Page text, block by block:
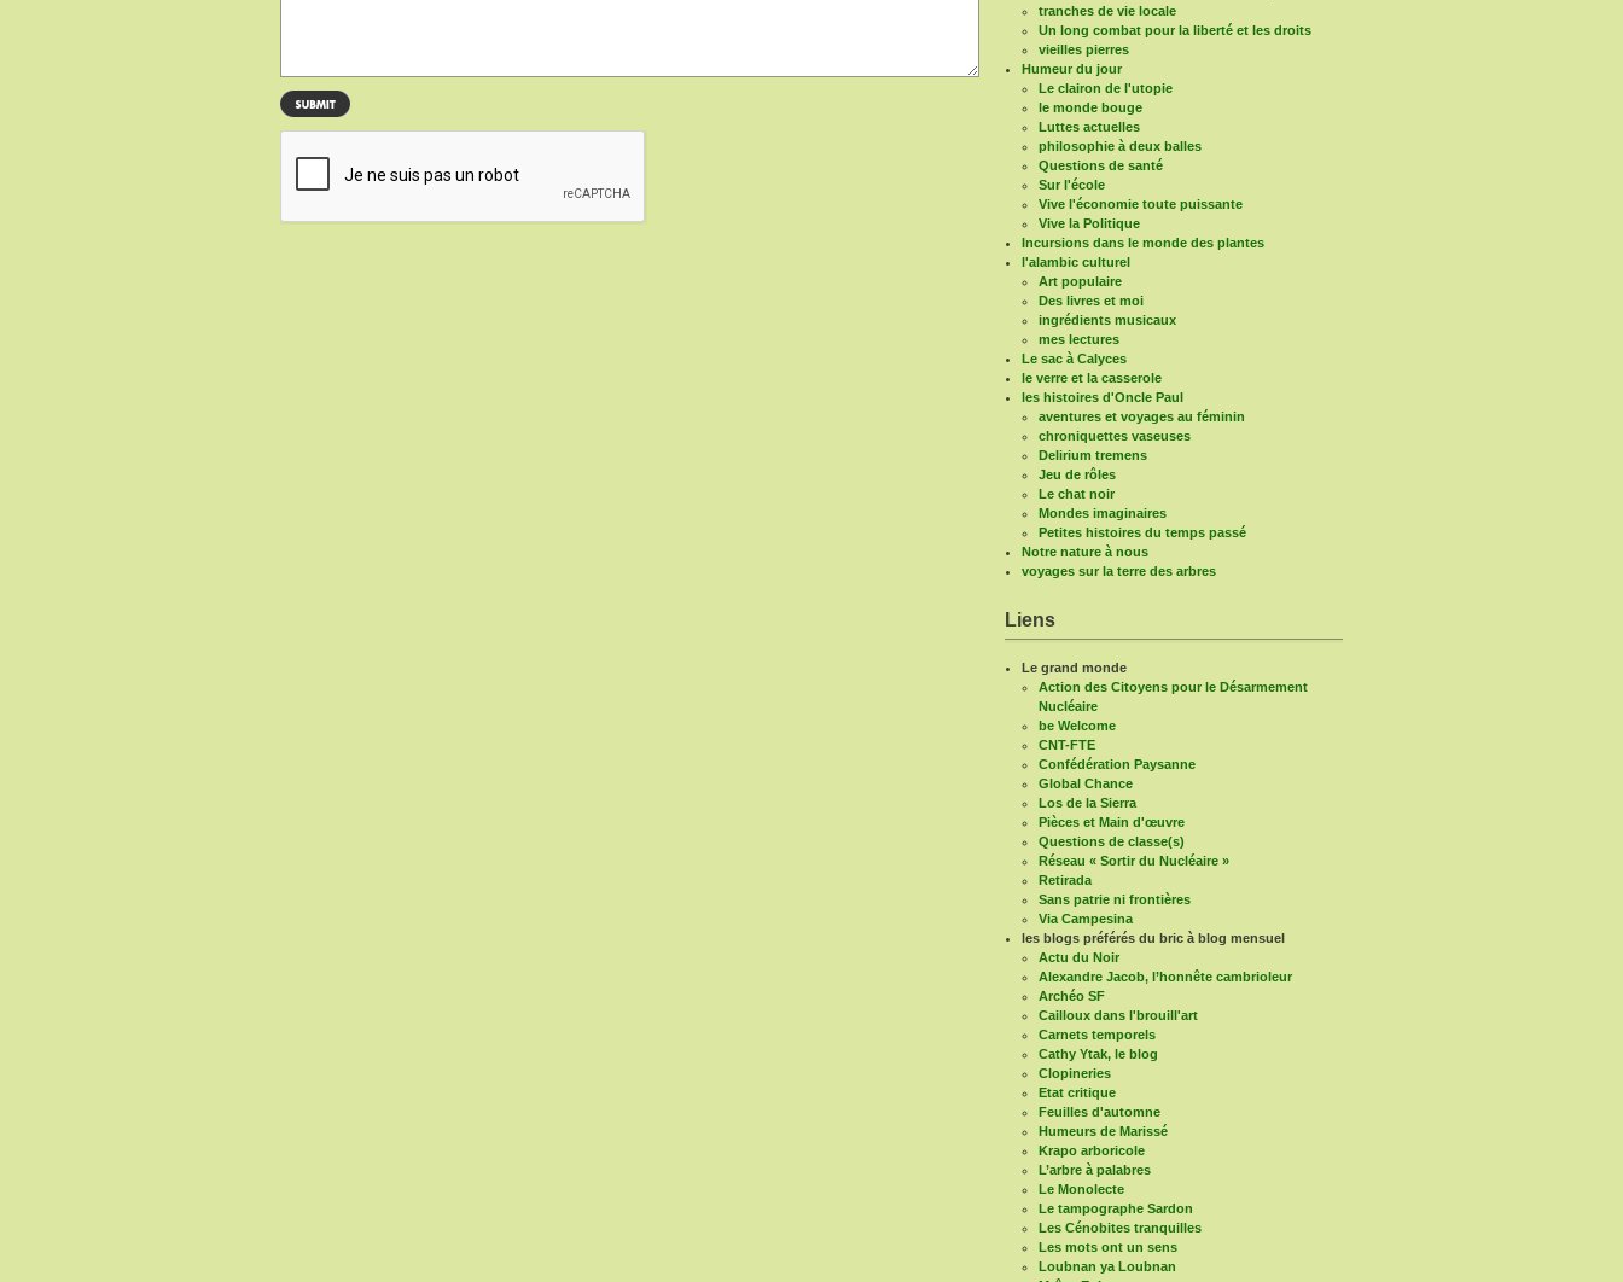
tranches de vie locale
Un long combat pour la liberté et les droits
vieilles pierres
Humeur du jour
Le clairon de l'utopie
le monde bouge
Luttes actuelles
philosophie à deux balles
Questions de santé
Sur l'école
Vive l'économie toute puissante
Vive la Politique
Incursions dans le monde des plantes
l'alambic culturel
Art populaire
Des livres et moi
ingrédients musicaux
mes lectures
Le sac à Calyces
le verre et la casserole
les histoires d'Oncle Paul
aventures et voyages au féminin
chroniquettes vaseuses
Delirium tremens
Jeu de rôles
Le chat noir
Mondes imaginaires
Petites histoires du temps passé
Notre nature à nous
voyages sur la terre des arbres
Liens
Le grand monde
Action des Citoyens pour le Désarmement
Nucléaire
be Welcome
CNT-FTE
Confédération Paysanne
Global Chance
Los de la Sierra
Pièces et Main d'œuvre
Questions de classe(s)
Réseau « Sortir du Nucléaire »
Retirada
Sans patrie ni frontières
Via Campesina
les blogs préférés du bric à blog mensuel
Actu du Noir
Alexandre Jacob, l’honnête cambrioleur
Archéo SF
Cailloux dans l'brouill'art
Carnets temporels
Cathy Ytak, le blog
Clopineries
Etat critique
Feuilles d'automne
Humeurs de Marissé
Krapo arboricole
L’arbre à palabres
Le Monolecte
Le tampographe Sardon
Les Cénobites tranquilles
Les mots ont un sens
Loubnan ya Loubnan